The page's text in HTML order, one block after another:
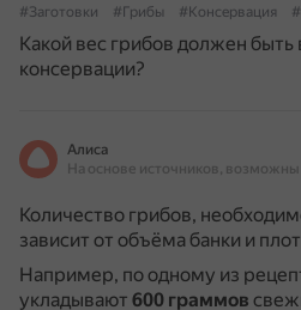
#Заготовки
#Грибы #Консервация
Какой вес грибов должен быть
консервации?
Алиса
Количество грибов,
зависит от объёма банки и
Например, по одному из
укладывают 600 граммов